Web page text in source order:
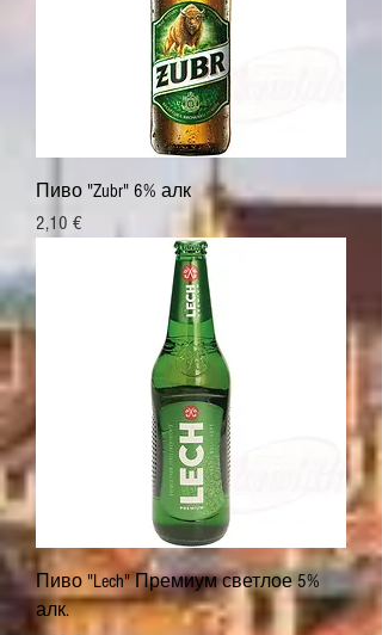
Пиво "Zubr" 6% алк
Цена
2,10 €
Пиво "Lech" Премиум светлое 5%
алк.